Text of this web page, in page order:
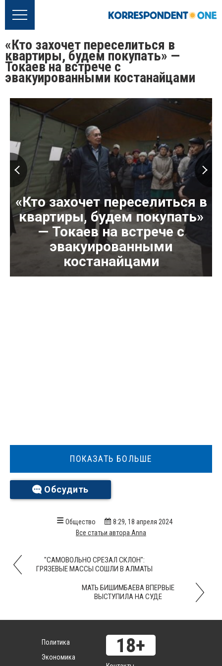
«Кто захочет переселиться в
квартиры, будем покупать» —
Токаев на встрече с
эвакуированными костанайцами
«Кто захочет переселиться в
квартиры, будем покупать»
— Токаев на встрече с
эвакуированными
костанайцами
ПОКАЗАТЬ БОЛЬШЕ
Обсудить
Общество
8:29, 18 апреля 2024
Все статьи автора Anna
"САМОВОЛЬНО СРЕЗАЛ СКЛОН":
ГРЯЗЕВЫЕ МАССЫ СОШЛИ В АЛМАТЫ
МАТЬ БИШИМБАЕВА ВПЕРВЫЕ
ВЫСТУПИЛА НА СУДЕ
Политика
Экономика